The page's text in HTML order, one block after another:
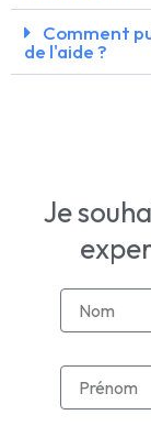
Comment
de l'aide ?
Je